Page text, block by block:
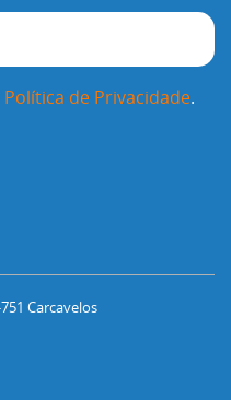
Política de Privacidade.
Carcavelos